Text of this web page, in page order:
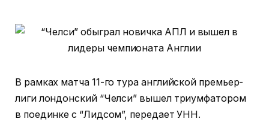
В рамках матча 11-го тура английской премьер-
лиги лондонский “Челси” вышел триумфатором
в поединке с “Лидсом”, передает УНН.